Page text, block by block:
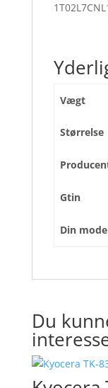
Vægt
Størrelse
Gtin
Din
Du